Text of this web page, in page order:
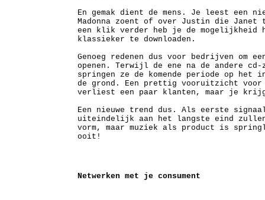
En gemak dient de mens. Je leest een
Madonna zoent of over Justin die
een klik verder heb je de
klassieker te downloaden.
Genoeg redenen dus voor bedrijven om
openen. Terwijl de ene na de andere
springen ze de komende periode op
de grond. Een prettig vooruitzicht voor
verliest een paar klanten, maar je
Een nieuwe trend dus. Als eerste
uiteindelijk aan het langste eind
vorm, maar muziek als product is
ooit!
Netwerken met je consument